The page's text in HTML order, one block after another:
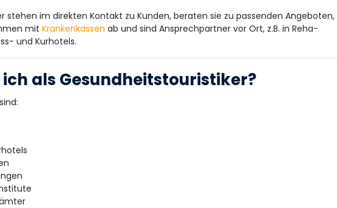
stehen im direkten Kontakt zu Kunden, beraten sie zu passenden Angeboten,
mit Krankenkassen ab und sind Ansprechpartner vor Ort, z.B. in Reha-
und Kurhotels.
als Gesundheitstouristiker?